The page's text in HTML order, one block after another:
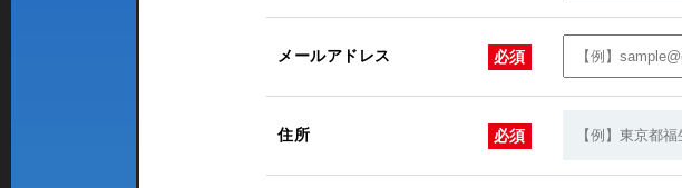
メールアドレス 必須
住所 必須